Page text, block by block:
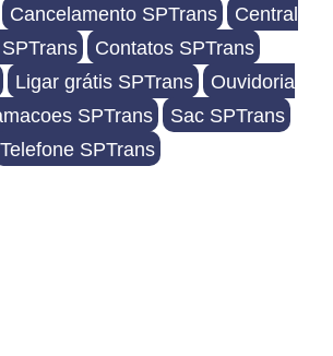
Cancelamento SPTrans
Central
Contatos SPTrans
Ligar grátis SPTrans
Ouvidoria
SPTrans
Sac SPTrans
Telefone SPTrans